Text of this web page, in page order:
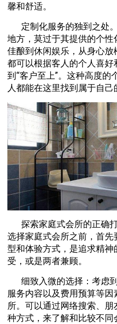
馨和舒适。
定制化服务的独到之处
地方，莫过于其提供的个
佳酿到休闲娱乐，从身心
都可以根据客人的个人喜
到“客户至上”。这种高度的
人都能在这里找到属于自己
探索家庭式会所的正确
选择家庭式会所之前，首
型和体验方式，是追求精
受，或是两者兼顾。
细致入微的选择：考虑
服务内容以及费用预算等
所。可以通过网络搜索、
种方式，来了解和比较不同